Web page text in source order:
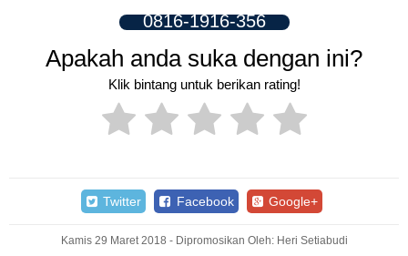
0816-1916-356
Apakah anda suka dengan ini?
Klik bintang untuk berikan rating!
Twitter Facebook Google+
Kamis 29 Maret 2018 - Dipromosikan Oleh: Heri Setiabudi